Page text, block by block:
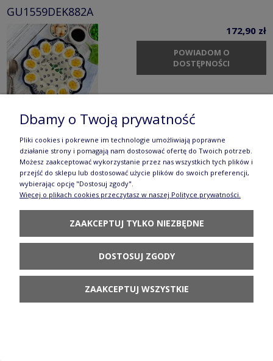
GU1559DEK882A
172,90 zł
POWIADOM O
DOSTĘPNOŚCI
Talerz jajeczny ø 24,0 cm Bolesławiec
GU1559DEKDU60
220,90 zł
DOSTĘPNOŚCI
Dbamy o Twoją prywatność
Pliki cookies i pokrewne im technologie umożliwiają poprawne
działanie strony i pomagają nam dostosować ofertę do Twoich potrzeb.
Możesz zaakceptować wykorzystanie przez nas wszystkich tych plików i
przejść do sklepu lub dostosować użycie plików do swoich preferencji,
wybierając opcję "Dostosuj zgody".
Więcej o plikach cookies przeczytasz w naszej Polityce prywatności.
ZAAKCEPTUJ TYLKO NIEZBĘDNE
DOSTOSUJ ZGODY
ZAAKCEPTUJ WSZYSTKIE